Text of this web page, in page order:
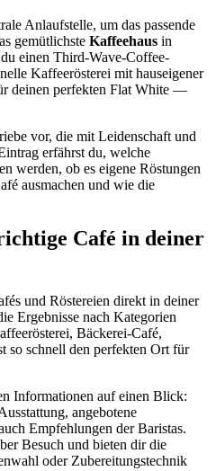
Anlaufstelle, um das passende
gemütlichste Kaffeehaus in
einen Third-Wave-Coffee-
Kaffeerösterei mit hauseigener
deinen perfekten Flat White —
vor, die mit Leidenschaft und
erfährst du, welche
werden, ob es eigene Röstungen
ausmachen und wie die
Café in deiner
und Röstereien direkt in deiner
Ergebnisse nach Kategorien
Bäckerei-Café,
schnell den perfekten Ort für
Informationen auf einen Blick:
angebotene
Empfehlungen der Baristas.
Besuch und bieten dir die
oder Zubereitungstechnik